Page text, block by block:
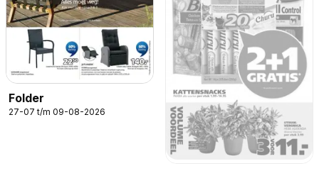
Folder
27-07 t/m 09-08-2026